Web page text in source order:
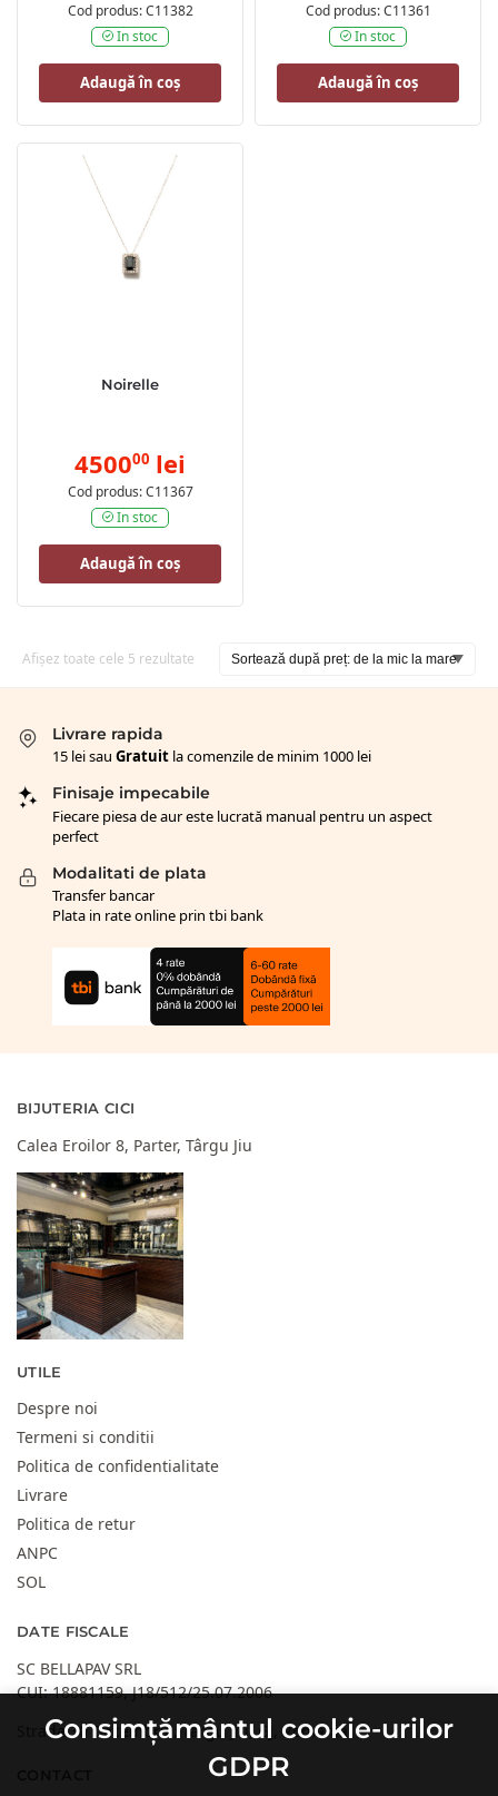
Cod produs: C11382
In stoc
Adaugă în coș
Cod produs: C11361
In stoc
Adaugă în coș
Noirelle
450000 lei
Cod produs: C11367
In stoc
Adaugă în coș
Afișez toate cele 5 rezultate
Livrare rapida
15 lei sau Gratuit la comenzile de minim 1000 lei
Finisaje impecabile
Fiecare piesa de aur este lucrată manual pentru un aspect
perfect
Modalitati de plata
Transfer bancar
Plata in rate online prin tbi bank
BIJUTERIA CICI
Calea Eroilor 8, Parter, Târgu Jiu
UTILE
Despre noi
Termeni si conditii
Politica de confidentialitate
Livrare
Politica de retur
ANPC
SOL
DATE FISCALE
SC BELLAPAV SRL
CUI: 18881159, J18/512/25.07.2006
Strada 30 Decembrie, Targu Jiu, GJ, Romania
Consimțământul cookie-urilor
GDPR